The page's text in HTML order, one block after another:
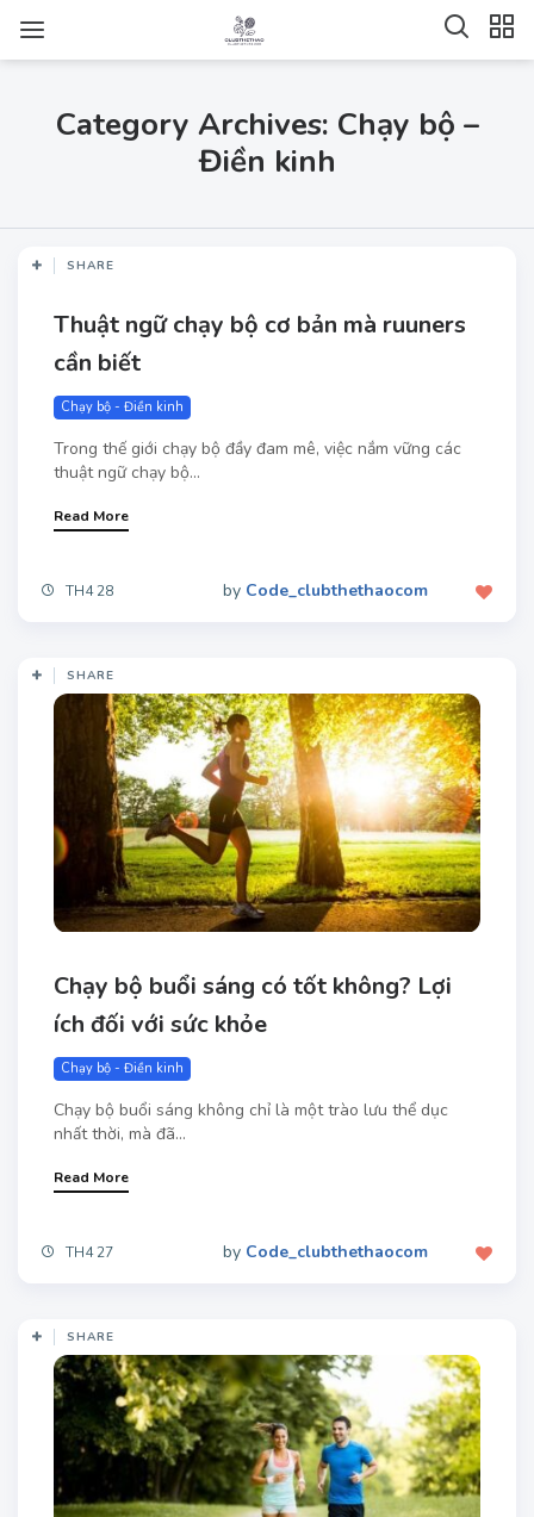
Category Archives: Chạy bộ –
Điền kinh
SHARE
Thuật ngữ chạy bộ cơ bản mà ruuners
cần biết
Chạy bộ - Điền kinh
Trong thế giới chạy bộ đầy đam mê, việc nắm vững các
thuật ngữ chạy bộ...
Read More
TH4 28 by Code_clubthethaocom
SHARE
Chạy bộ buổi sáng​ có tốt không? Lợi
ích đối với sức khỏe
Chạy bộ - Điền kinh
Chạy bộ buổi sáng không chỉ là một trào lưu thể dục
nhất thời, mà đã...
Read More
TH4 27 by Code_clubthethaocom
SHARE